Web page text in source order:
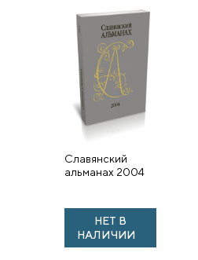
Славянский
альманах 2004
НЕТ В
НАЛИЧИИ